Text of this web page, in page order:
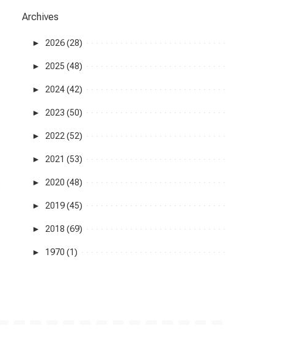
Archives
► 2026 (28)
► 2025 (48)
► 2024 (42)
► 2023 (50)
► 2022 (52)
► 2021 (53)
► 2020 (48)
► 2019 (45)
► 2018 (69)
► 1970 (1)